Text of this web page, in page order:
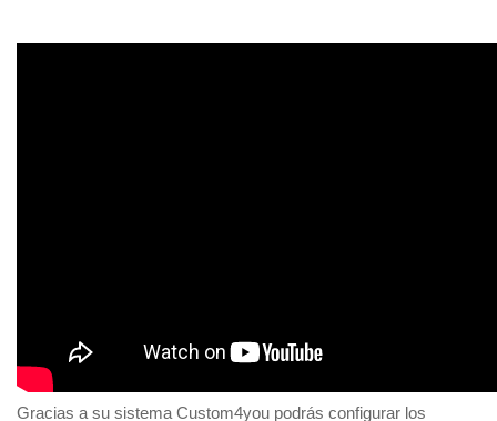
Gracias a su sistema Custom4you podrás configurar los